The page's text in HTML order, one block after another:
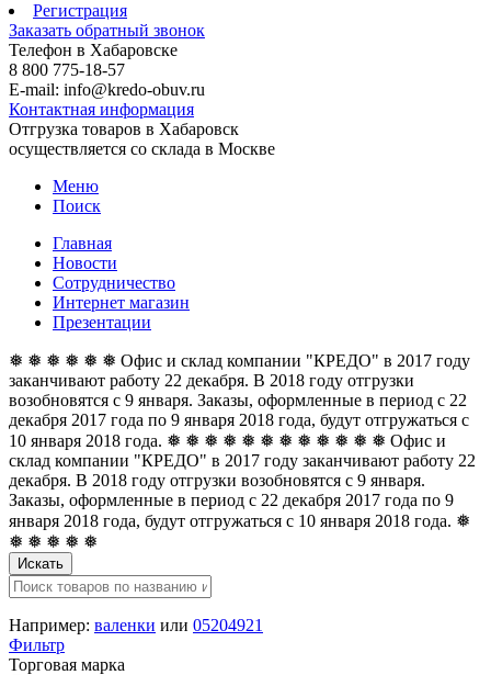
Регистрация
Заказать обратный звонок
Телефон в Хабаровске
8 800 775-18-57
E-mail: info@kredo-obuv.ru
Контактная информация
Отгрузка товаров в Хабаровск
осуществляется со склада в Москве
Меню
Поиск
Главная
Новости
Сотрудничество
Интернет магазин
Презентации
❅ ❅ ❅ ❅ ❅ ❅ Офис и склад компании "КРЕДО" в 2017 году
заканчивают работу 22 декабря. В 2018 году отгрузки
возобновятся с 9 января. Заказы, оформленные в период с 22
декабря 2017 года по 9 января 2018 года, будут отгружаться с
10 января 2018 года. ❅ ❅ ❅ ❅ ❅ ❅ ❅ ❅ ❅ ❅ ❅ ❅ Офис и
склад компании "КРЕДО" в 2017 году заканчивают работу 22
декабря. В 2018 году отгрузки возобновятся с 9 января.
Заказы, оформленные в период с 22 декабря 2017 года по 9
января 2018 года, будут отгружаться с 10 января 2018 года. ❅
❅ ❅ ❅ ❅ ❅
Искать
Например: валенки или 05204921
Фильтр
Торговая марка